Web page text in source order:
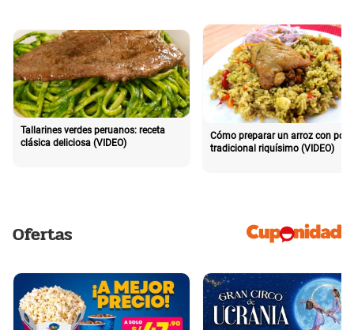
Tallarines verdes peruanos: receta
clásica deliciosa (VIDEO)
Cómo preparar un arroz con pollo
tradicional riquísimo (VIDEO)
Ofertas